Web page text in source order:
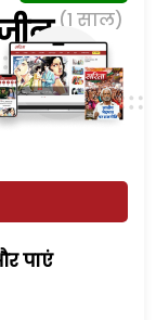
(1 साल)
पाएं